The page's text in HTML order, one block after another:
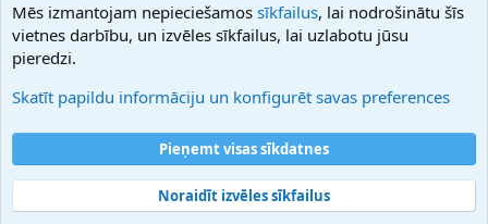
Hostmaria
Atbalsts
Palīdzība
Noteikumi un nosacījumi
Privātuma politika
Community platform by XenForo® © 2010-2025 XenForo Ltd.
Mēs izmantojam nepieciešamos sīkfailus, lai nodrošinātu šīs
vietnes darbību, un izvēles sīkfailus, lai uzlabotu jūsu
pieredzi.
Skatīt papildu informāciju un konfigurēt savas preferences
Pieņemt visas sīkdatnes
Noraidīt izvēles sīkfailus